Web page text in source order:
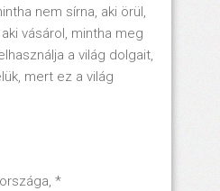
nem sírna, aki örül,
vásárol, mintha meg
a világ dolgait,
mert ez a világ
*